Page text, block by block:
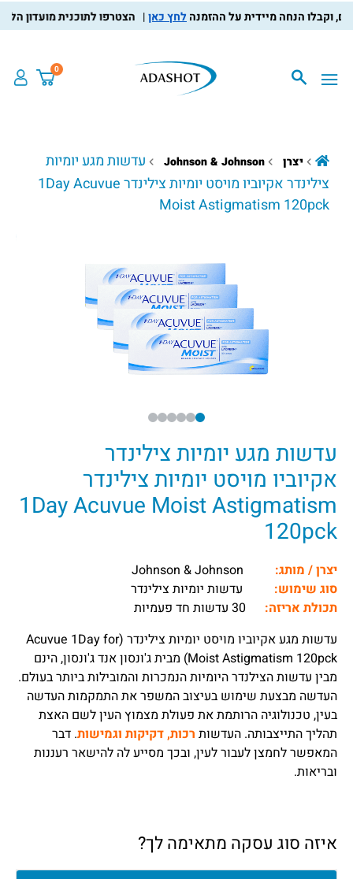
לחץ כאן הצטרפו לתוכנית מועדון
0
יצרן Johnson & Johnson
עדשות מגע יומיות
צילינדר אקיוביו מויסט יומיות צילינדר 1Day Acuvue
Moist Astigmatism 120pck
עדשות מגע יומיות צילינדר
אקיוביו מויסט יומיות צילינדר
1Day Acuvue Moist Astigmatism
120pck
יצרן / מותג:
סוג שימוש:
עדשות יומיות צילינדר
תכולת אריזה:
עדשות מגע אקיוביו מויסט יומיות צילינדר (Acuvue 1Day for
Moist Astigmatism 120pck) מבית ג'ונסון אנד ג'ונסון, הינם
מבין עדשות הצילנדר היומיות הנמכרות והמובילות ביותר בעולם.
העדשה מבצעת שימוש בעיצוב המשפר את התמקמות העדשה
בעין, טכנולוגיה הרותמת את פעולת מצמוץ העין לשם האצת
תהליך התייצבותה. העדשות רכות, דקיקות וגמישות. דבר
המאפשר לחמצן לעבור לעין, ובכך מסייע לה להישאר רעננות
ובריאות.
איזה סוג עסקה מתאימה לך?